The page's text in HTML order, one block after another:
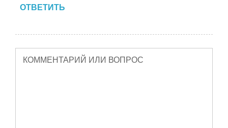
ОТВЕТИТЬ
КОММЕНТАРИЙ ИЛИ ВОПРОС